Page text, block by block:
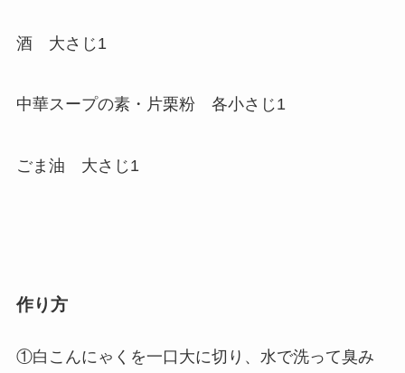
酒 大さじ1
中華スープの素・片栗粉 各小さじ1
ごま油 大さじ1
作り方
①白こんにゃくを一口大に切り、水で洗って臭み